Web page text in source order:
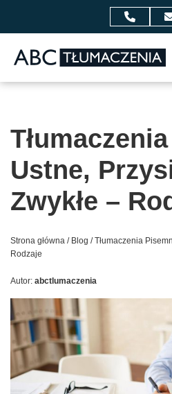
Ustne,
Zwykłe –
Strona główna /Blog /Tłumaczenia
Rodzaje
Autor: abctlumaczenia